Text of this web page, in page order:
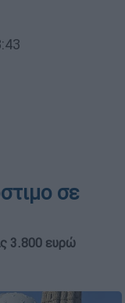
σε
3.800 ευρώ